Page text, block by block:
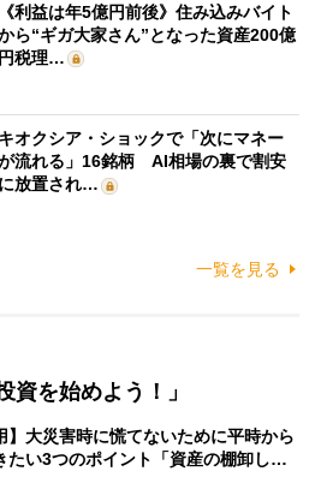
《利益は年5億円前後》住み込みバイト
ら“ギガ大家さん”となった資産200億
円税理…
キオクシア・ショックで「次にマネー
流れる」16銘柄 AI相場の裏で割安
に放置され…
一覧を見る
資を始めよう！」
】大災害時に慌てないために平時から
たい3つのポイント「資産の棚卸し…